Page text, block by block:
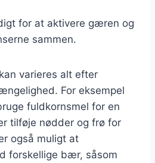
for at aktivere gæren og
sammen.
varieres alt efter
For eksempel
fuldkornsmel for en
tilføje nødder og frø for
også muligt at
forskellige bær, såsom